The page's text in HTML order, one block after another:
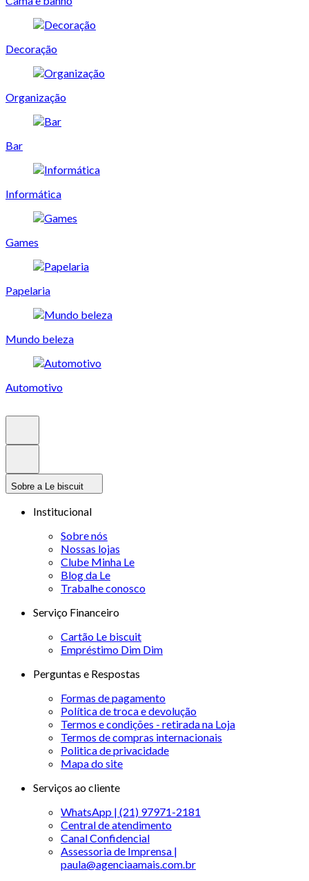
Decoração
Organização
Bar
Informática
Games
Papelaria
Mundo beleza
Automotivo
Sobre a Le biscuit
Institucional
Sobre nós
Nossas lojas
Clube Minha Le
Blog da Le
Trabalhe conosco
Serviço Financeiro
Cartão Le biscuit
Empréstimo Dim Dim
Perguntas e Respostas
Formas de pagamento
Política de troca e devolução
Termos e condições - retirada na Loja
Termos de compras internacionais
Politica de privacidade
Mapa do site
Serviços ao cliente
WhatsApp | (21) 97971-2181
Central de atendimento
Canal Confidencial
Assessoria de Imprensa |
paula@agenciaamais.com.br